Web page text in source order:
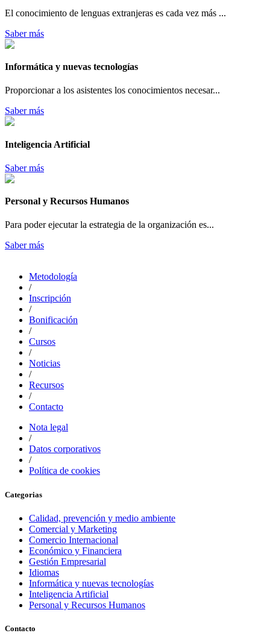
El conocimiento de lenguas extranjeras es cada vez más ...
Saber más
Informática y nuevas tecnologías
Proporcionar a los asistentes los conocimientos necesar...
Saber más
Inteligencia Artificial
Saber más
Personal y Recursos Humanos
Para poder ejecutar la estrategia de la organización es...
Saber más
Metodología
/
Inscripción
/
Bonificación
/
Cursos
/
Noticias
/
Recursos
/
Contacto
Nota legal
/
Datos corporativos
/
Política de cookies
Categorias
Calidad, prevención y medio ambiente
Comercial y Marketing
Comercio Internacional
Económico y Financiera
Gestión Empresarial
Idiomas
Informática y nuevas tecnologías
Inteligencia Artificial
Personal y Recursos Humanos
Contacto